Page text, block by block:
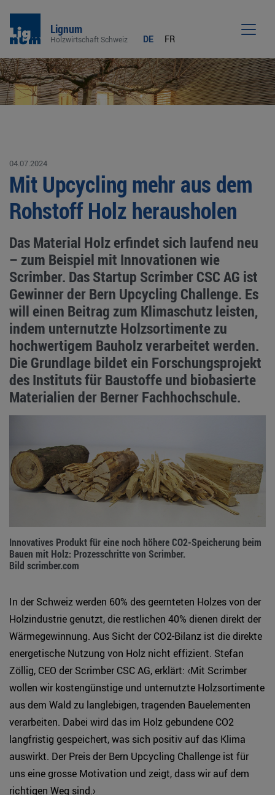
Lignum
Holzwirtschaft Schweiz DE FR
04.07.2024
Mit Upcycling mehr aus dem
Rohstoff Holz herausholen
Das Material Holz erfindet sich laufend neu
– zum Beispiel mit Innovationen wie
Scrimber. Das Startup Scrimber CSC AG ist
Gewinner der Bern Upcycling Challenge. Es
will einen Beitrag zum Klimaschutz leisten,
indem unternutzte Holzsortimente zu
hochwertigem Bauholz verarbeitet werden.
Die Grundlage bildet ein Forschungsprojekt
des Instituts für Baustoffe und biobasierte
Materialien der Berner Fachhochschule.
Innovatives Produkt für eine noch höhere CO2-Speicherung beim
Bauen mit Holz: Prozesschritte von Scrimber.
Bild scrimber.com
In der Schweiz werden 60% des geernteten Holzes von der
Holzindustrie genutzt, die restlichen 40% dienen direkt der
Wärmegewinnung. Aus Sicht der CO2-Bilanz ist die direkte
energetische Nutzung von Holz nicht effizient. Stefan
Zöllig, CEO der Scrimber CSC AG, erklärt: ‹Mit Scrimber
wollen wir kostengünstige und unternutzte Holzsortimente
aus dem Wald zu langlebigen, tragenden Bauelementen
verarbeiten. Dabei wird das im Holz gebundene CO2
langfristig gespeichert, was sich positiv auf das Klima
auswirkt. Der Preis der Bern Upcycling Challenge ist für
uns eine grosse Motivation und zeigt, dass wir auf dem
richtigen Weg sind.›